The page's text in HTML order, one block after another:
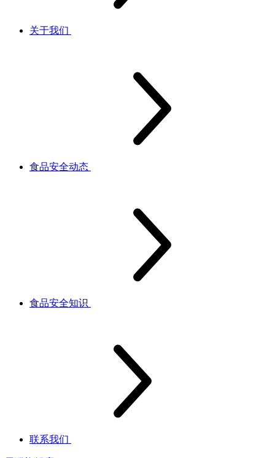
关于我们
食品安全动态
食品安全知识
联系我们